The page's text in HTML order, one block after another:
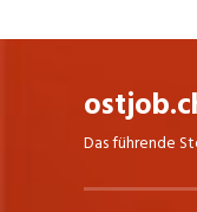
Das führende